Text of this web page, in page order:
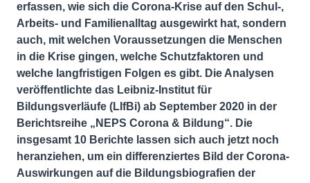
erfassen, wie sich die Corona-Krise auf den Schul-,
Arbeits- und Familienalltag ausgewirkt hat, sondern
auch, mit welchen Voraussetzungen die Menschen
in die Krise gingen, welche Schutzfaktoren und
welche langfristigen Folgen es gibt. Die Analysen
veröffentlichte das Leibniz-Institut für
Bildungsverläufe (LIfBi) ab September 2020 in der
Berichtsreihe „NEPS Corona & Bildung“. Die
insgesamt 10 Berichte lassen sich auch jetzt noch
heranziehen, um ein differenziertes Bild der Corona-
Auswirkungen auf die Bildungsbiografien der